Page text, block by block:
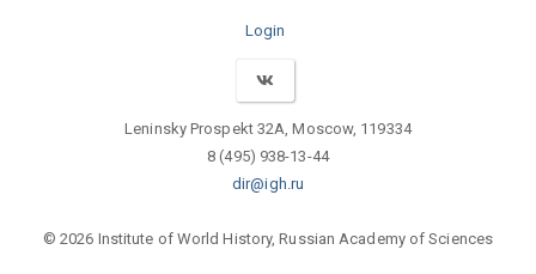
Login
Leninsky Prospekt 32A, Moscow, 119334
8 (495) 938-13-44
dir@igh.ru
© 2026 Institute of World History, Russian Academy of Sciences